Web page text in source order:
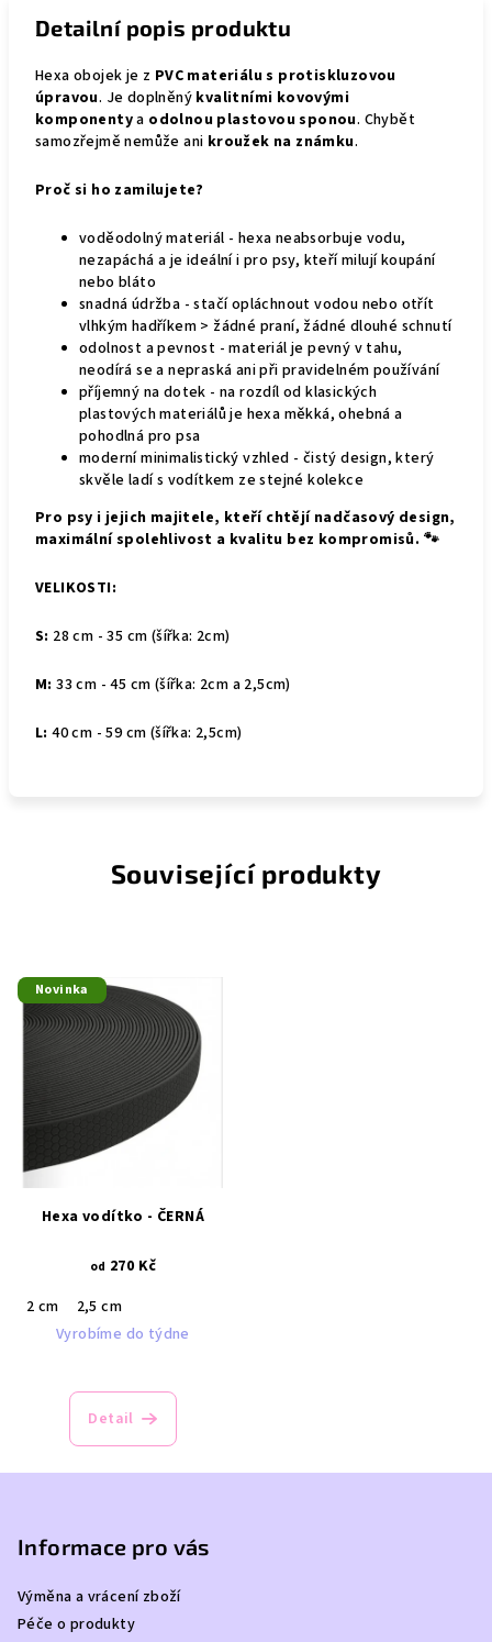
Detailní popis produktu
Hexa obojek je z PVC materiálu s protiskluzovou
úpravou. Je doplněný kvalitními kovovými
komponentya odolnou plastovou sponou. Chybět
samozřejmě nemůže ani kroužek na známku.
Proč si ho zamilujete?
voděodolný materiál - hexa neabsorbuje vodu,
nezapáchá a je ideální i pro psy, kteří milují koupání
nebo bláto
snadná údržba - stačí opláchnout vodou nebo otřít
vlhkým hadříkem > žádné praní, žádné dlouhé schnutí
odolnost a pevnost - materiál je pevný v tahu,
neodírá se a nepraská ani při pravidelném používání
příjemný na dotek - na rozdíl od klasických
plastových materiálů je hexa měkká, ohebná a
pohodlná pro psa
moderní minimalistický vzhled - čistý design, který
skvěle ladí s vodítkem ze stejné kolekce
Pro psy i jejich majitele, kteří chtějí nadčasový design,
maximální spolehlivost a kvalitu bez kompromisů. 🐾
VELIKOSTI:
S: 28 cm - 35 cm (šířka: 2cm)
M: 33 cm - 45 cm (šířka: 2cm a 2,5cm)
L: 40 cm - 59 cm (šířka: 2,5cm)
Související produkty
Novinka
Hexa vodítko - ČERNÁ
od 270 Kč
2 cm
2,5 cm
Vyrobíme do týdne
Detail
Informace pro vás
Výměna a vrácení zboží
Péče o produkty